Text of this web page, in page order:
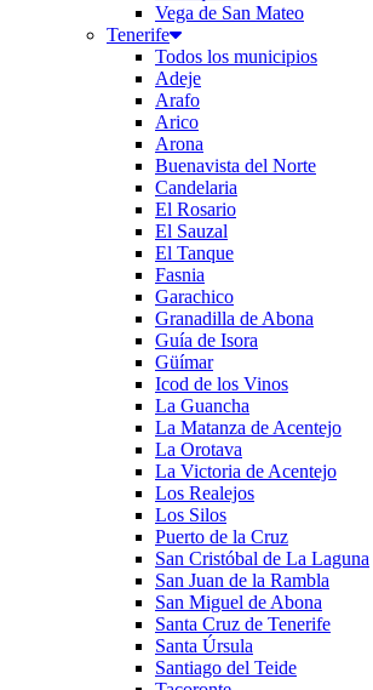
Vega de San Mateo
Tenerife
Todos los municipios
Adeje
Arafo
Arico
Arona
Buenavista del Norte
Candelaria
El Rosario
El Sauzal
El Tanque
Fasnia
Garachico
Granadilla de Abona
Guía de Isora
Güímar
Icod de los Vinos
La Guancha
La Matanza de Acentejo
La Orotava
La Victoria de Acentejo
Los Realejos
Los Silos
Puerto de la Cruz
San Cristóbal de La Laguna
San Juan de la Rambla
San Miguel de Abona
Santa Cruz de Tenerife
Santa Úrsula
Santiago del Teide